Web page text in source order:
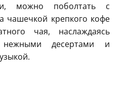
можно поболтать с
чашечкой крепкого кофе
чая, наслаждаясь
нежными десертами и